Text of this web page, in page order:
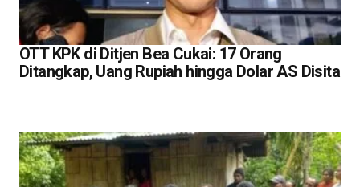
OTT KPK di Ditjen Bea Cukai: 17 Orang
Ditangkap, Uang Rupiah hingga Dolar AS Disita